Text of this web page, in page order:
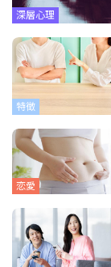
深層心理
特徴
恋愛